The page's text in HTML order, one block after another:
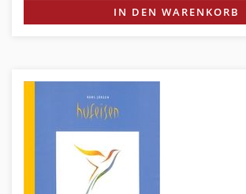
IN DEN WARENKORB